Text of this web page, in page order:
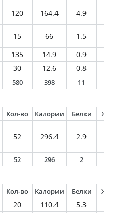
120 164.4 4.9
15 66 1.5
135 14.9 0.9
30 12.6 0.8
580 398 11
Кол-во Калории Белки
52 296.4 2.9
52 296 2
Кол-во Калории Белки
20 110.4 5.3